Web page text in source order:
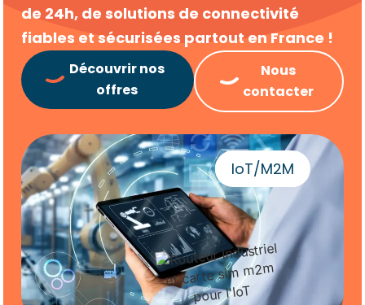
de 24h, de solutions de connectivité
fiables et sécurisées partout en France !
Découvrir nos
offres
Nous
contacter
IoT/M2M